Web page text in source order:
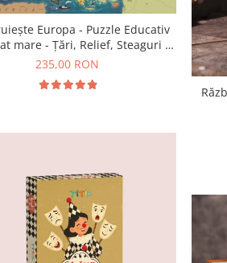
Europa - Puzzle Educativ
mare - Țări, Relief, Steaguri și
Obiective Turistice
235,00 RON